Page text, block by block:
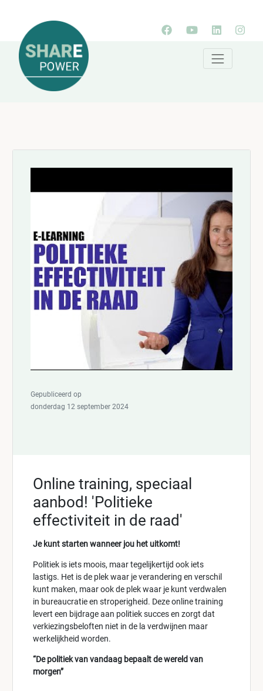
Gepubliceerd op
donderdag 12 september 2024
Online training, speciaal
aanbod! 'Politieke
effectiviteit in de raad'
Je kunt starten wanneer jou het uitkomt!
Politiek is iets moois, maar tegelijkertijd ook iets
lastigs. Het is de plek waar je verandering en verschil
kunt maken, maar ook de plek waar je kunt verdwalen
in bureaucratie en stroperigheid. Deze online training
levert een bijdrage aan politiek succes en zorgt dat
verkiezingsbeloften niet in de la verdwijnen maar
werkelijkheid worden.
“De politiek van vandaag bepaalt de wereld van
morgen”